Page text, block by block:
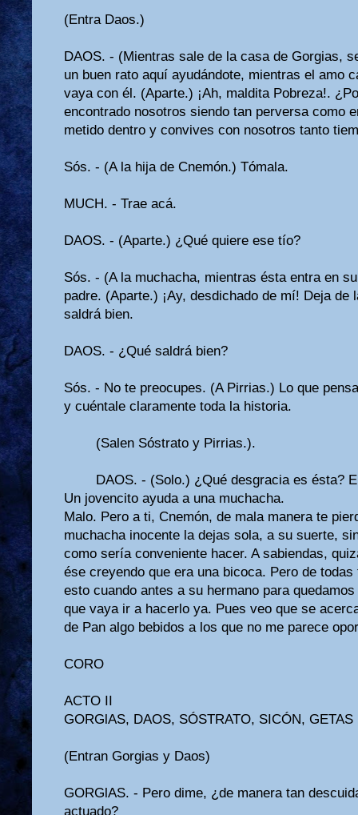
(Entra Daos.)
DAOS. - (Mientras sale de la casa de Gorgias,
un buen rato aquí ayudándote, mien­tras el amo
vaya con él. (Apar­te.) ¡Ah, maldita Pobreza!.
encontrado nosotros siendo tan perversa como
metido dentro y convives con nosotros tan­to
Sós. - (A la hija de Cnemón.) Tómala.
MUCH. - Trae acá.
DAOS. - (Aparte.) ¿Qué quiere ese tío?
Sós. - (A la muchacha, mientras ésta entra en
padre. (Aparte.) ¡Ay, desdichado de mí! Deja de
saldrá bien.
DAOS. - ¿Qué saldrá bien?
Sós. - No te preocupes. (A Pirrias.) Lo que
y cuéntale claramente toda la historia.
(Salen Sóstrato y Pirrias.).
DAOS. - (Solo.) ¿Qué desgracia es ésta?
Un jovencito ayuda a una muchacha.
Malo. Pero a ti, Cnemón, de mala manera te
muchacha inocente la dejas sola, a su suerte,
como sería conve­niente hacer. A sabiendas,
ése creyendo que era una bicoca. Pero de
esto cuando antes a su hermano para
que vaya ir a ha­cerlo ya. Pues veo que se
de Pan algo bebidos a los que no me parece
CORO
ACTO II
GORGlAS, DAOS, SÓSTRATO, SICÓN, GETAS
(Entran Gorgias y Daos)
GORGlAS. - Pero dime, ¿de manera tan
actuado?